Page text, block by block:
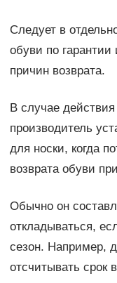
Следует в
обуви по
причин возврата.
В случае
производитель
для носки, когда
возврата обуви
Обычно он
откладываться,
сезон. Например,
отсчитывать срок